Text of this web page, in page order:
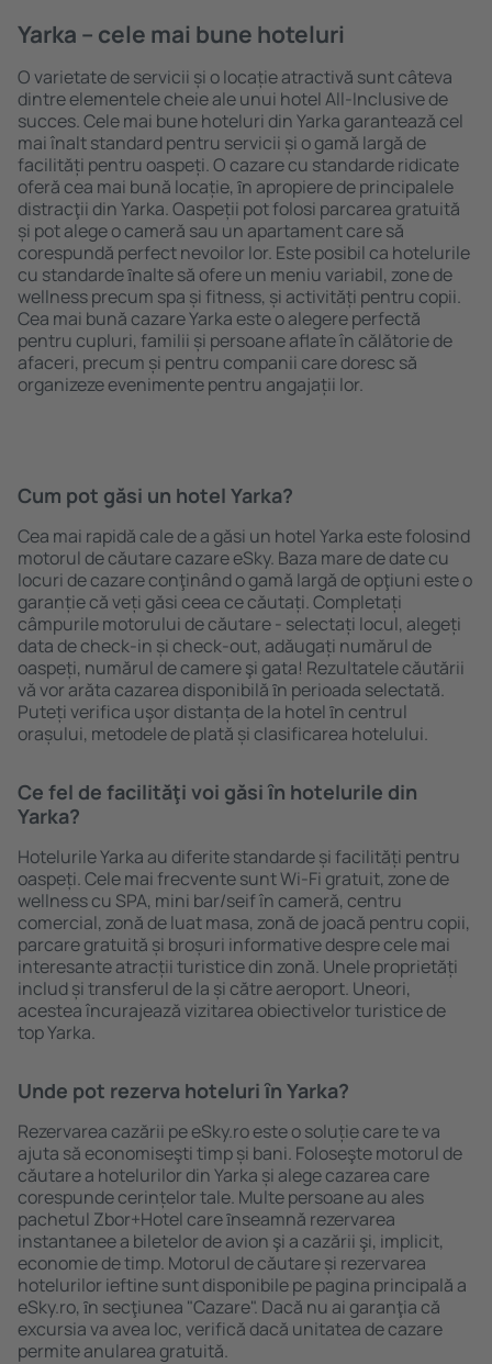
Yarka – cele mai bune hoteluri
O varietate de servicii și o locație atractivă sunt câteva
dintre elementele cheie ale unui hotel All-Inclusive de
succes. Cele mai bune hoteluri din Yarka garantează cel
mai înalt standard pentru servicii și o gamă largă de
facilități pentru oaspeți. O cazare cu standarde ridicate
oferă cea mai bună locație, ȋn apropiere de principalele
distracţii din Yarka. Oaspeții pot folosi parcarea gratuită
și pot alege o cameră sau un apartament care să
corespundă perfect nevoilor lor. Este posibil ca hotelurile
cu standarde ȋnalte să ofere un meniu variabil, zone de
wellness precum spa și fitness, și activități pentru copii.
Cea mai bună cazare Yarka este o alegere perfectă
pentru cupluri, familii și persoane aflate în călătorie de
afaceri, precum și pentru companii care doresc să
organizeze evenimente pentru angajații lor.
Cum pot găsi un hotel Yarka?
Cea mai rapidă cale de a găsi un hotel Yarka este folosind
motorul de căutare cazare eSky. Baza mare de date cu
locuri de cazare conţinând o gamă largă de opţiuni este o
garanție că veți găsi ceea ce căutați. Completați
câmpurile motorului de căutare - selectați locul, alegeți
data de check-in și check-out, adăugați numărul de
oaspeți, numărul de camere şi gata! Rezultatele căutării
vă vor arăta cazarea disponibilă ȋn perioada selectată.
Puteți verifica uşor distanța de la hotel ȋn centrul
orașului, metodele de plată și clasificarea hotelului.
Ce fel de facilităţi voi găsi ȋn hotelurile din
Yarka?
Hotelurile Yarka au diferite standarde și facilități pentru
oaspeți. Cele mai frecvente sunt Wi-Fi gratuit, zone de
wellness cu SPA, mini bar/seif în cameră, centru
comercial, zonă de luat masa, zonă de joacă pentru copii,
parcare gratuită și broșuri informative despre cele mai
interesante atracții turistice din zonă. Unele proprietăți
includ și transferul de la și către aeroport. Uneori,
acestea încurajează vizitarea obiectivelor turistice de
top Yarka.
Unde pot rezerva hoteluri ȋn Yarka?
Rezervarea cazării pe eSky.ro este o soluție care te va
ajuta să economiseşti timp și bani. Foloseşte motorul de
căutare a hotelurilor din Yarka și alege cazarea care
corespunde cerințelor tale. Multe persoane au ales
pachetul Zbor+Hotel care ȋnseamnă rezervarea
instantanee a biletelor de avion şi a cazării şi, implicit,
economie de timp. Motorul de căutare și rezervarea
hotelurilor ieftine sunt disponibile pe pagina principală a
eSky.ro, ȋn secţiunea "Cazare". Dacă nu ai garanţia că
excursia va avea loc, verifică dacă unitatea de cazare
permite anularea gratuită.